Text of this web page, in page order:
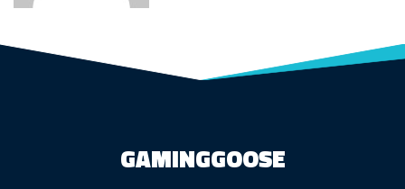
GAMINGGOOSE